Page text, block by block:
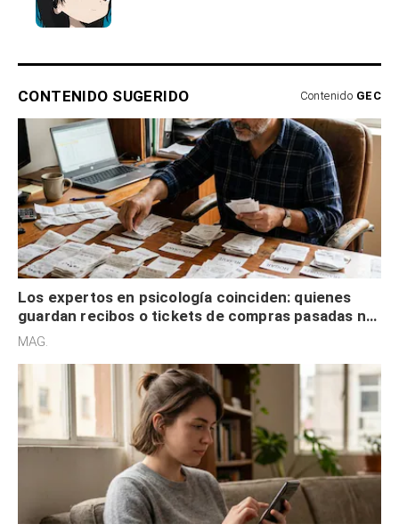
CONTENIDO SUGERIDO Contenido GEC
Los expertos en psicología coinciden: quienes
guardan recibos o tickets de compras pasadas no
son acumuladores, sino que tienen necesidad de
MAG.